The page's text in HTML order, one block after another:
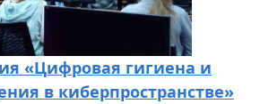
«Цифровая гигиена и
в киберпространстве»